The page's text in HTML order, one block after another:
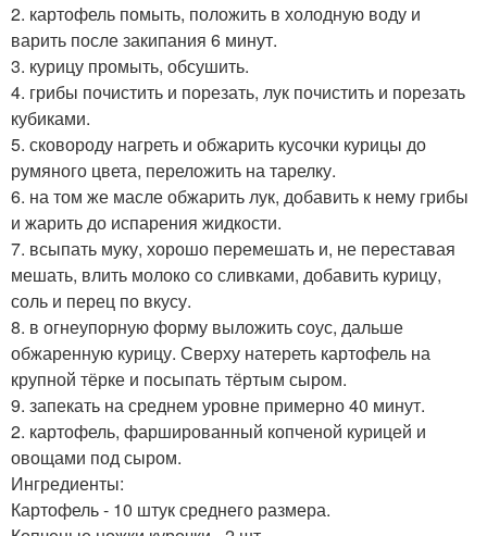
2. картофель помыть, положить в холодную воду и
варить после закипания 6 минут.
3. курицу промыть, обсушить.
4. грибы почистить и порезать, лук почистить и порезать
кубиками.
5. сковороду нагреть и обжарить кусочки курицы до
румяного цвета, переложить на тарелку.
6. на том же масле обжарить лук, добавить к нему грибы
и жарить до испарения жидкости.
7. всыпать муку, хорошо перемешать и, не переставая
мешать, влить молоко со сливками, добавить курицу,
соль и перец по вкусу.
8. в огнеупорную форму выложить соус, дальше
обжаренную курицу. Сверху натереть картофель на
крупной тёрке и посыпать тёртым сыром.
9. запекать на среднем уровне примерно 40 минут.
2. картофель, фаршированный копченой курицей и
овощами под сыром.
Ингредиенты:
Картофель - 10 штук среднего размера.